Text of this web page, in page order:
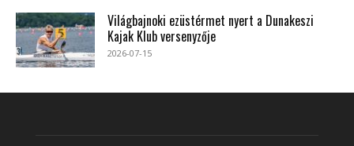
Világbajnoki ezüstérmet nyert a Dunakeszi
Kajak Klub versenyzője
2026-07-15